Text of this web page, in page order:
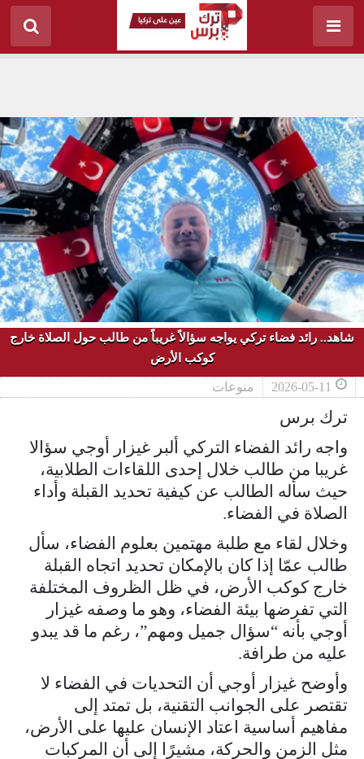
شاهد.. رائد فضاء تركي يواجه سؤالاً غريباً من طالب حول الصلاة خارج
كوكب الأرض
2026-05-11 منوعات
ترك برس
واجه رائد الفضاء التركي ألبر غيزار أوجي سؤالا
غريبا من طالب خلال إحدى اللقاءات الطلابية،
حيث سأله الطالب عن كيفية تحديد القبلة وأداء
الصلاة في الفضاء.
وخلال لقاء مع طلبة مهتمين بعلوم الفضاء، سأل
طالب عمّا إذا كان بالإمكان تحديد اتجاه القبلة
خارج كوكب الأرض، في ظل الظروف المختلفة
التي تفرضها بيئة الفضاء، وهو ما وصفه غيزار
أوجي بأنه “سؤال جميل ومهم”، رغم ما قد يبدو
عليه من طرافة.
وأوضح غيزار أوجي أن التحديات في الفضاء لا
تقتصر على الجوانب التقنية، بل تمتد إلى
مفاهيم أساسية اعتاد الإنسان عليها على الأرض،
مثل الزمن والحركة، مشيرًا إلى أن المركبات